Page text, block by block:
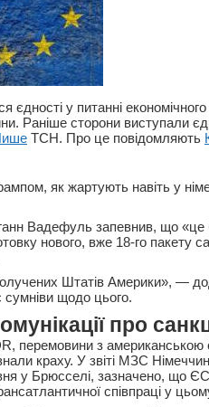
у питанні
Раніше сторони виступали
ТСН. Про це повідомляють
як жартують навіть у
Вадефуль запевнив, що
нового, вже 18-го пакету
Штатів Америки», —
сумніви щодо цього.
про
перемовини з
краху. У звіті МЗС
у Брюсселі, зазначено, що
співпраці у